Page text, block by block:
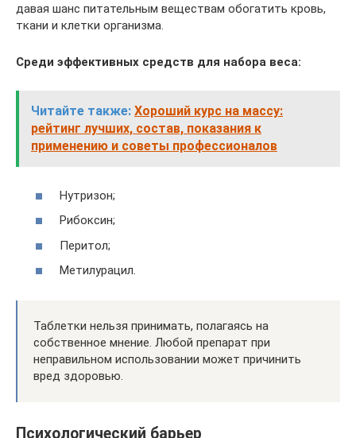
давая шанс питательным веществам обогатить кровь,
ткани и клетки организма.
Среди эффективных средств для набора веса:
Читайте также: Хороший курс на массу:
рейтинг лучших, состав, показания к
применению и советы профессионалов
Нутризон;
Рибоксин;
Перитол;
Метилурацил.
Таблетки нельзя принимать, полагаясь на
собственное мнение. Любой препарат при
неправильном использовании может причинить
вред здоровью.
Психологический барьер